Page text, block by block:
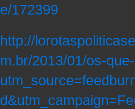
e/172399
http://
m.br/2013/01/os-